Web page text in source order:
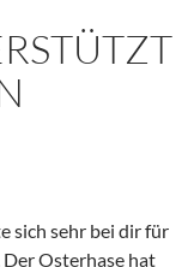
sich sehr bei dir für
Osterhase hat